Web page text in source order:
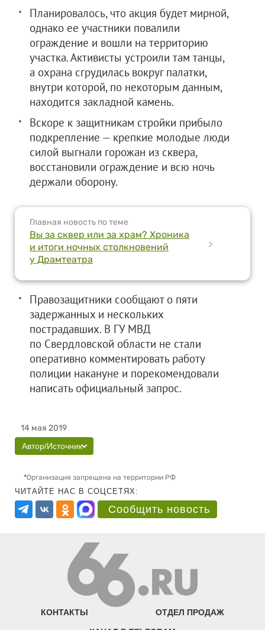
Планировалось, что акция будет мирной,
однако ее участники повалили
ограждение и вошли на территорию
участка. Активисты устроили там танцы,
а охрана сгрудилась вокруг палатки,
внутри которой, по некоторым данным,
находится закладной камень.
Вскоре к защитникам стройки прибыло
подкрепление — крепкие молодые люди
силой выгнали горожан из сквера,
восстановили ограждение и всю ночь
держали оборону.
Главная новость по теме
Вы за сквер или за храм? Хроника
и итоги ночных столкновений
у Драмтеатра
>
Правозащитники сообщают о пяти
задержанных и нескольких
пострадавших. В ГУ МВД
по Свердловской области не стали
оперативно комментировать работу
полиции накануне и порекомендовали
написать официальный запрос.
14 мая 2019
Автор/Источник
*Организация запрещена на территории РФ
ЧИТАЙТЕ НАС В СОЦСЕТЯХ:
Сообщить новость
КОНТАКТЫ ОТДЕЛ ПРОДАЖ